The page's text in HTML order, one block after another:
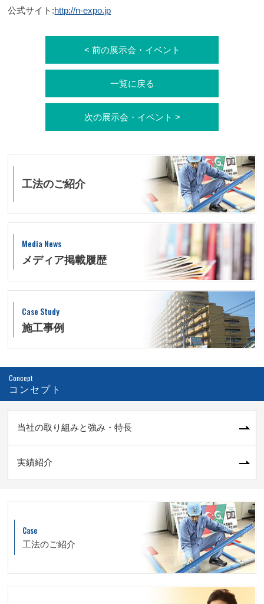
公式サイト:http://n-expo.jp
< 前の展示会・イベント
一覧に戻る
次の展示会・イベント >
工法のご紹介
Media News
メディア掲載履歴
Case Study
施工事例
Concept
コンセプト
当社の取り組みと強み・特長
実績紹介
Case
工法のご紹介